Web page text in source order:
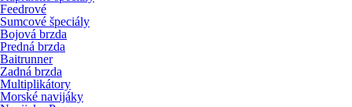
Feedrové
Sumcové špeciály
Bojová brzda
Predná brzda
Baitrunner
Zadná brzda
Multiplikátory
Morské navijáky